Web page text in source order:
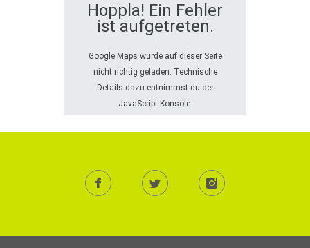
Hoppla! Ein Fehler
ist aufgetreten.
Google Maps wurde auf dieser Seite
nicht richtig geladen. Technische
Details dazu entnimmst du der
JavaScript-Konsole.